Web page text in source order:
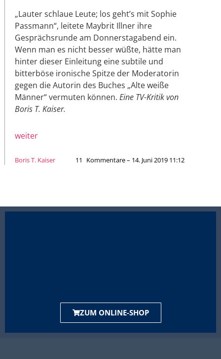
„Lauter schlaue Leute; los geht’s mit Sophie
Passmann“, leitete Maybrit Illner ihre
Gesprächsrunde am Donnerstagabend ein.
Wenn man es nicht besser wüßte, hätte man
hinter dieser Einleitung eine subtile und
bitterböse ironische Spitze der Moderatorin
gegen die Autorin des Buches „Alte weiße
Männer“ vermuten können. Eine TV-Kritik von
Boris T. Kaiser.
weiter
Boris T. Kaiser 11 Kommentare – 14. Juni 2019 11:12
ZUM ONLINE-SHOP